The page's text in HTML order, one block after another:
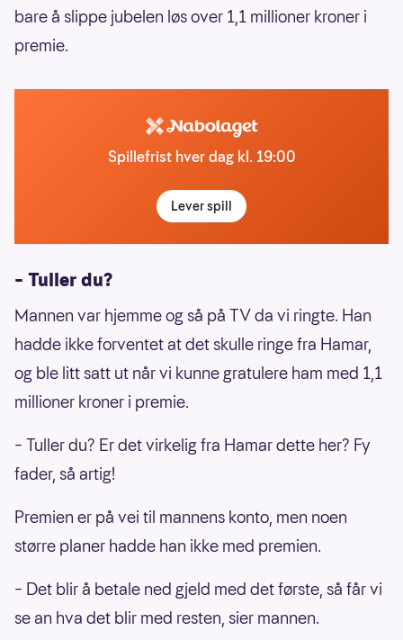
bare å slippe jubelen løs over 1,1 millioner kroner i
premie.
Spillefrist hver dag kl. 19:00
Lever spill
– Tuller du?
Mannen var hjemme og så på TV da vi ringte. Han
hadde ikke forventet at det skulle ringe fra Hamar,
og ble litt satt ut når vi kunne gratulere ham med 1,1
millioner kroner i premie.
– Tuller du? Er det virkelig fra Hamar dette her? Fy
fader, så artig!
Premien er på vei til mannens konto, men noen
større planer hadde han ikke med premien.
– Det blir å betale ned gjeld med det første, så får vi
se an hva det blir med resten, sier mannen.